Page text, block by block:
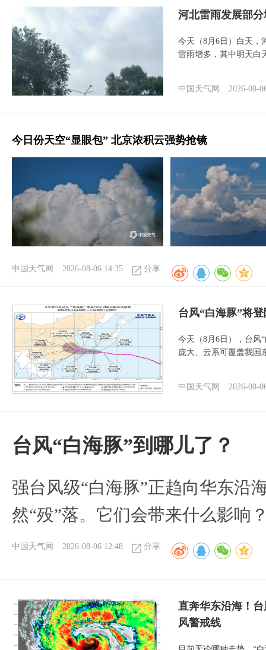
河北雷雨发展部
今天（8月6日）白天，
雷雨增多，其中明天白
中国天气网 2026-08-
今日份天空“显眼包” 北京浓积云强势抢镜
中国天气网 2026-08-06 14:35 分享
台风“白海豚”将
今天（8月6日），台风
庞大、云系可覆盖我国
中国天气网 2026-08-
台风“白海豚”到哪儿了？
强台风级“白海豚”正趋向华东沿
然“殁”落。它们会带来什么影响
中国天气网 2026-08-06 12:48 分享
直奔华东沿海！
风警戒线